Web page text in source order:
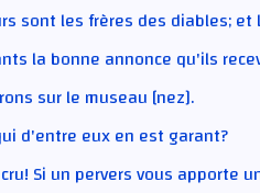
sont les frères des diables;
la bonne annonce qu'ils
sur le museau [nez].
d'entre eux en est garant?
Si un pervers vous apporte